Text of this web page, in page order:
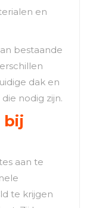
en
bestaande
dak en
nodig zijn.
bij
aan te
te krijgen